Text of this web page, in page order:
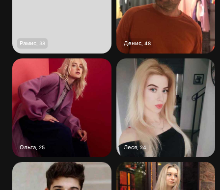
Рамис 38 Денис, 48
Ольга 25 Леся,24